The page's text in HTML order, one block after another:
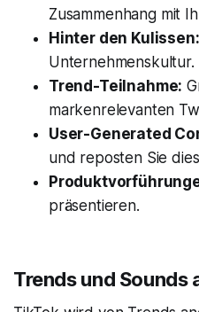
Zusammenhang mit
Hinter den Kulissen:
Unternehmenskultur.
Trend-Teilnahme:
markenrelevanten
User-Generated
und reposten Sie
präsentieren.
Trends und Sounds